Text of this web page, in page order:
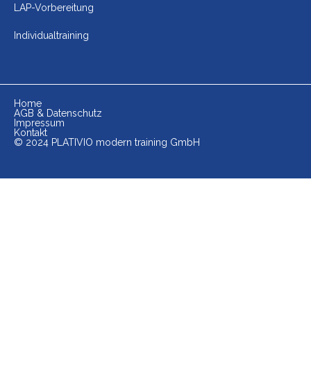
LAP-Vorbereitung
Individualtraining
Home
AGB & Datenschutz
Impressum
Kontakt
© 2024 PLATIVIO modern training GmbH